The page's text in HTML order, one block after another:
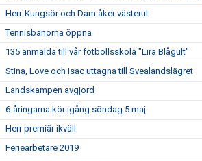
Herr-Kungsör och Dam åker västerut
Tennisbanorna öppna
135 anmälda till vår fotbollsskola "Lira Blågult"
Stina, Love och Isac uttagna till Svealandslägret
Landskampen avgjord
6-åringarna kör igång söndag 5 maj
Herr premiär ikväll
Feriearbetare 2019